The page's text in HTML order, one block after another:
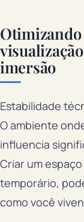
imersão
Estabilidade
O ambiente
influencia
Criar um
temporário,
como você